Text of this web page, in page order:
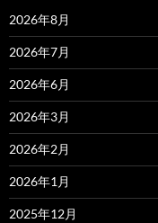
2026年8月
2026年7月
2026年6月
2026年3月
2026年2月
2026年1月
2025年12月